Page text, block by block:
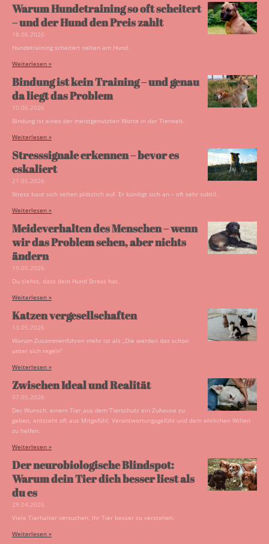
Warum Hundetraining so oft scheitert
– und der Hund den Preis zahlt
18.06.2026
Hundetraining scheitert selten am Hund.
Weiterlesen »
Bindung ist kein Training – und genau
da liegt das Problem
10.06.2026
Bindung ist eines der meistgenutzten Worte in der Tierwelt.
Weiterlesen »
Stresssignale erkennen – bevor es
eskaliert
21.05.2026
Stress baut sich selten plötzlich auf. Er kündigt sich an – oft sehr subtil.
Weiterlesen »
Meideverhalten des Menschen – wenn
wir das Problem sehen, aber nichts
ändern
19.05.2026
Du siehst, dass dein Hund Stress hat.
Weiterlesen »
Katzen vergesellschaften
13.05.2026
Warum Zusammenführen mehr ist als „Die werden das schon
unter sich regeln“
Weiterlesen »
Zwischen Ideal und Realität
07.05.2026
Der Wunsch, einem Tier aus dem Tierschutz ein Zuhause zu
geben, entsteht oft aus Mitgefühl, Verantwortungsgefühl und dem ehrlichen Willen
zu helfen.
Weiterlesen »
Der neurobiologische Blindspot:
Warum dein Tier dich besser liest als
du es
29.04.2026
Viele Tierhalter versuchen, ihr Tier besser zu verstehen.
Weiterlesen »